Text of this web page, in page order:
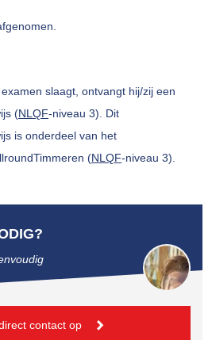
slaagt, ontvangt hij/zij een
(NLQF-niveau 3). Dit
is onderdeel van het
(NLQF-niveau 3).
contact op